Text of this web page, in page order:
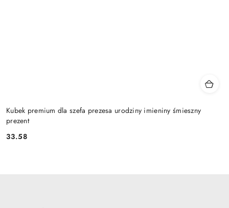
Kubek premium dla szefa prezesa urodziny imieniny śmieszny
prezent
Cena:
33.58